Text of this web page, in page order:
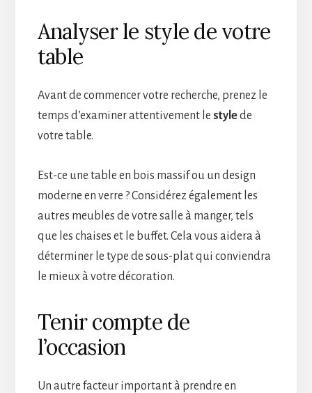
Analyser le style de votre
table
Avant de commencer votre recherche, prenez le
temps d’examiner attentivement le stylede
votre table.
Est-ce une table en bois massif ou un design
moderne en verre ? Considérez également les
autres meubles de votre salle à manger, tels
que les chaises et le buffet. Cela vous aidera à
déterminer le type de sous-plat qui conviendra
le mieux à votre décoration.
Tenir compte de
l’occasion
Un autre facteur important à prendre en